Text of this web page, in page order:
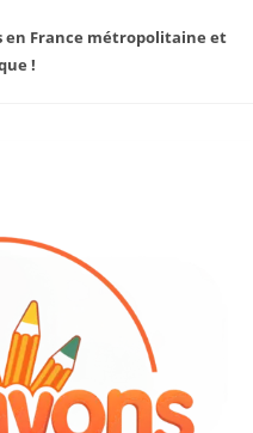
en France métropolitaine et
!